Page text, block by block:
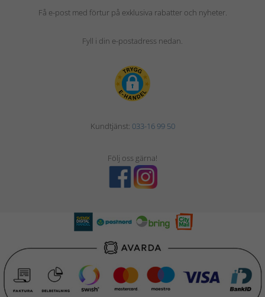
Få e-post med förtur på exklusiva rabatter och nyheter.
Fyll i din e-postadress nedan.
Kundtjänst: 033-16 99 50
Följ oss gärna!